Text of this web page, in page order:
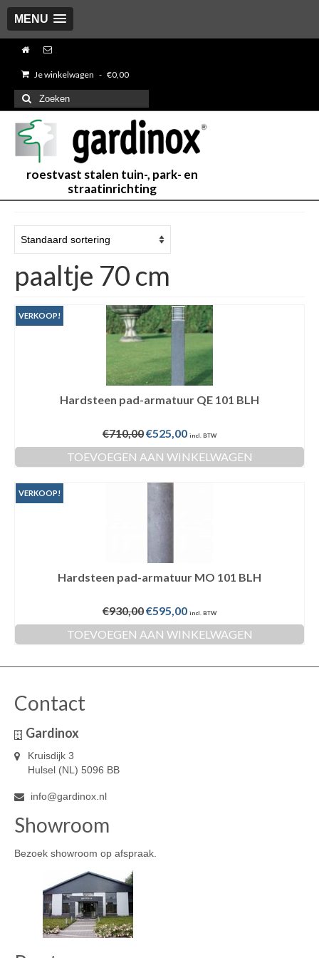
MENU
Je winkelwagen - €0,00
Zoeken
naar:
roestvast stalen tuin-, park- en
straatinrichting
paaltje 70 cm
VERKOOP!
Hardsteen pad-armatuur QE 101 BLH
€710,00Oorspronkelijke
prijs
was:
€525,00Huidige
prijs
is:
incl. BTW
TOEVOEGEN AAN WINKELWAGEN
VERKOOP!
Hardsteen pad-armatuur MO 101 BLH
€930,00Oorspronkelijke
prijs
was:
€595,00Huidige
prijs
is:
incl. BTW
TOEVOEGEN AAN WINKELWAGEN
Contact
Gardinox
Kruisdijk 3
Hulsel (NL) 5096 BB
info@gardinox.nl
Showroom
Bezoek showroom op afspraak.